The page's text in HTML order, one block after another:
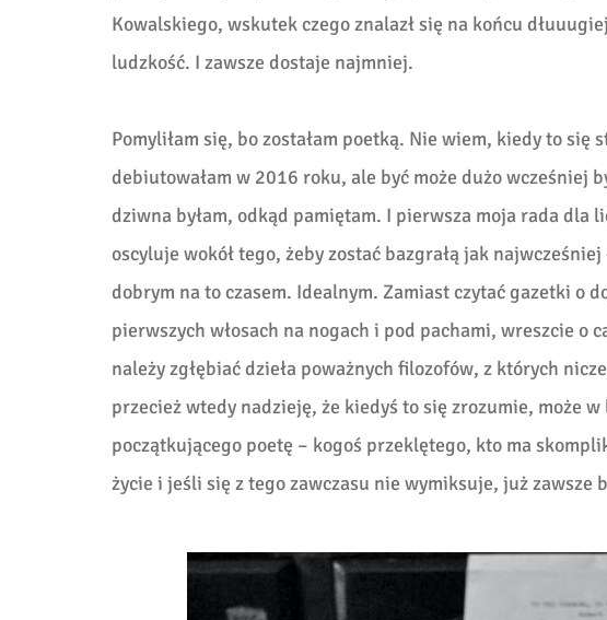
Kowalskiego, wskutek czego znalazł się na końcu
ludzkość. I zawsze dostaje najmniej.
Pomyliłam się, bo zostałam poetką. Nie wiem, kiedy to się
debiutowałam w 2016 roku, ale być może dużo wcześniej
dziwna byłam, odkąd pamiętam. I pierwsza moja rada dla
oscyluje wokół tego, żeby zostać bazgrałą jak
dobrym na to czasem. Idealnym. Zamiast czytać gazetki o
pierwszych włosach na nogach i pod pachami, wreszcie o
należy zgłębiać dzieła poważnych filozofów, z których
przecież wtedy nadzieję, że kiedyś to się zrozumie, może
początkującego poetę – kogoś przeklętego, kto ma
życie i jeśli się z tego zawczasu nie wymiksuje, już zawsze